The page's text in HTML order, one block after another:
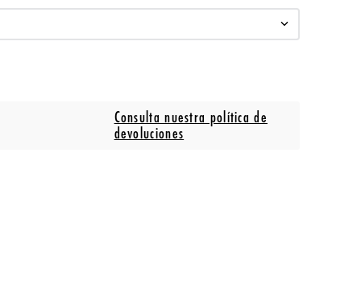
Consulta nuestra política de
devoluciones